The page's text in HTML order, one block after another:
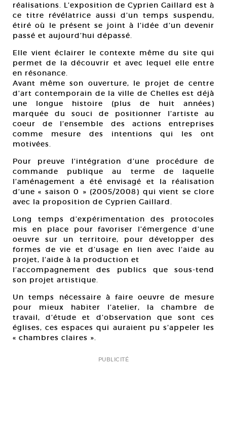
réalisations. L’exposition de Cyprien Gaillard est à
ce titre révélatrice aussi d’un temps suspendu,
étiré où le présent se joint à l’idée d’un devenir
passé et aujourd’hui dépassé.
Elle vient éclairer le contexte même du site qui
permet de la découvrir et avec lequel elle entre
en résonance.
Avant même son ouverture, le projet de centre
d’art contemporain de la ville de Chelles est déjà
une longue histoire (plus de huit années)
marquée du souci de positionner l’artiste au
coeur de l’ensemble des actions entreprises
comme mesure des intentions qui les ont
motivées.
Pour preuve l’intégration d’une procédure de
commande publique au terme de laquelle
l’aménagement a été envisagé et la réalisation
d’une « saison 0 » (2005/2008) qui vient se clore
avec la proposition de Cyprien Gaillard.
Long temps d’expérimentation des protocoles
mis en place pour favoriser l’émergence d’une
oeuvre sur un territoire, pour développer des
formes de vie et d’usage en lien avec l’aide au
projet, l’aide à la production et
l’accompagnement des publics que sous-tend
son projet artistique.
Un temps nécessaire à faire oeuvre de mesure
pour mieux habiter l’atelier, la chambre de
travail, d’étude et d’observation que sont ces
églises, ces espaces qui auraient pu s’appeler les
« chambres claires ».
PUBLICITÉ